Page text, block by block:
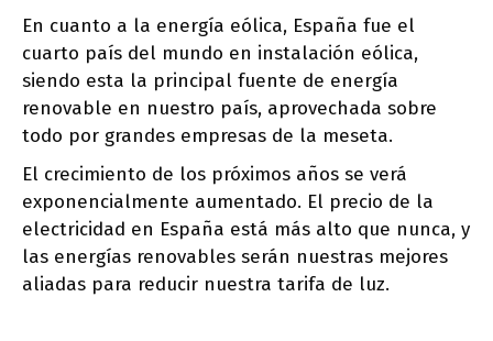
En cuanto a la energía eólica, España fue el
cuarto país del mundo en instalación eólica,
siendo esta la principal fuente de energía
renovable en nuestro país, aprovechada sobre
todo por grandes empresas de la meseta.
El crecimiento de los próximos años se verá
exponencialmente aumentado. El precio de la
electricidad en España está más alto que nunca, y
las energías renovables serán nuestras mejores
aliadas para reducir nuestra tarifa de luz.